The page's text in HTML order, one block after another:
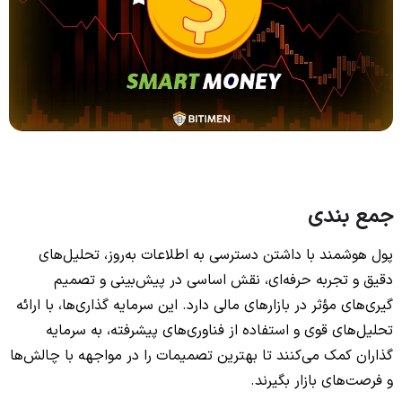
جمع بندی
پول هوشمند با داشتن دسترسی به اطلاعات به‌روز، تحلیل‌های
دقیق و تجربه حرفه‌ای، نقش اساسی در پیش‌بینی و تصمیم
گیری‌های مؤثر در بازارهای مالی دارد. این سرمایه گذاری‌ها، با ارائه
تحلیل‌های قوی و استفاده از فناوری‌های پیشرفته، به سرمایه
گذاران کمک می‌کنند تا بهترین تصمیمات را در مواجهه با چالش‌ها
و فرصت‌های بازار بگیرند.